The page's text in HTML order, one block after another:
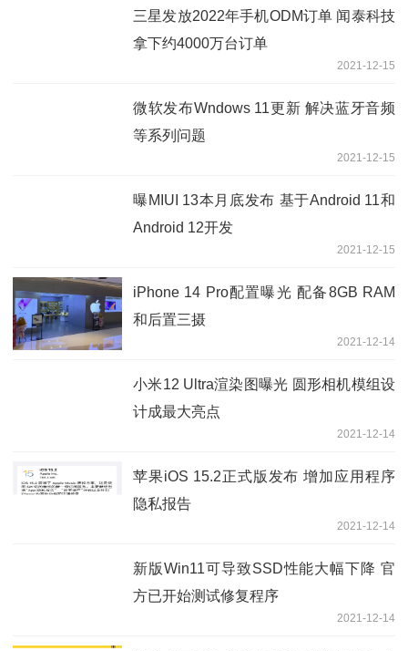
三星发放2022年手机ODM订单 闻泰科技
拿下约4000万台订单
2021-12-15
微软发布Wndows 11更新 解决蓝牙音频
等系列问题
2021-12-15
曝MIUI 13本月底发布 基于Android 11和
Android 12开发
2021-12-15
iPhone 14 Pro配置曝光 配备8GB RAM
和后置三摄
2021-12-14
小米12 Ultra渲染图曝光 圆形相机模组设
计成最大亮点
2021-12-14
苹果iOS 15.2正式版发布 增加应用程序
隐私报告
2021-12-14
新版Win11可导致SSD性能大幅下降 官
方已开始测试修复程序
2021-12-14